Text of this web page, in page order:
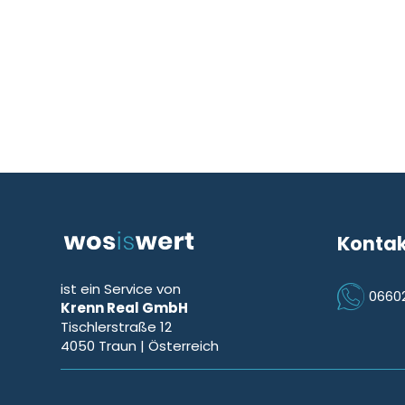
ist ein Service von
Krenn Real GmbH
Tischlerstraße 12
4050 Traun | Österreich
Icon Phone